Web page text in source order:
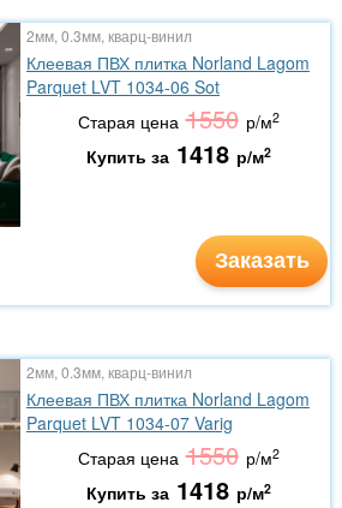
2мм, 0.3мм, кварц-винил
Клеевая ПВХ плитка Norland Lagom
Parquet LVT 1034-06 Sot
Старая цена 1550 р/м2
Купить за 1418 р/м2
Заказать
2мм, 0.3мм, кварц-винил
Клеевая ПВХ плитка Norland Lagom
Parquet LVT 1034-07 Varig
Старая цена 1550 р/м2
Купить за 1418 р/м2